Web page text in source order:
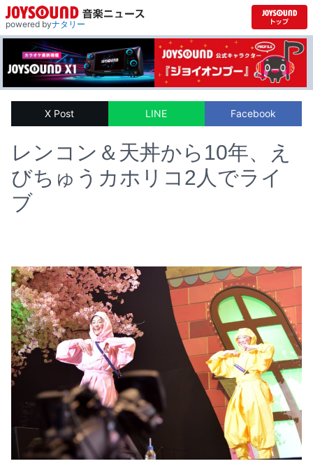
powered byナタリー
X Post LINE Facebook
レンコン＆天丼から10年、え
びちゅうカホリコ2人でライ
ブ